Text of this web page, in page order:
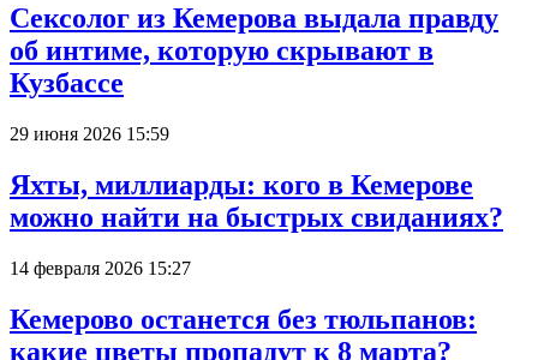
Сексолог из Кемерова выдала правду
об интиме, которую скрывают в
Кузбассе
29 июня 2026 15:59
Яхты, миллиарды: кого в Кемерове
можно найти на быстрых свиданиях?
14 февраля 2026 15:27
Кемерово останется без тюльпанов:
какие цветы пропадут к 8 марта?